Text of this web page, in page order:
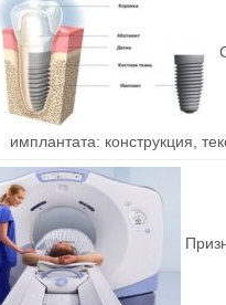
имплантата: конструкция,